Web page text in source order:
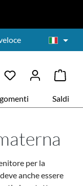
Saldi
per la
anche essere